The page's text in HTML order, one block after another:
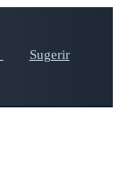
Sugerir